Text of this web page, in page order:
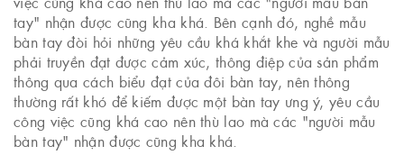
tay" nhận được cũng kha khá. Bên cạnh đó, nghề mẫu
bàn tay đòi hỏi những yêu cầu khá khắt khe và người mẫu
phải truyền đạt được cảm xúc, thông điệp của sản phẩm
thông qua cách biểu đạt của đôi bàn tay, nên thông
thường rất khó để kiếm được một bàn tay ưng ý, yêu cầu
công việc cũng khá cao nên thù lao mà các "người mẫu
bàn tay" nhận được cũng kha khá.